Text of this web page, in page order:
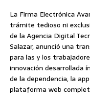
La Firma Electrónica
trámite tedioso ni
de la Agencia Digital
Salazar, anunció una
para las y los
innovación desarrollada
de la dependencia, la
plataforma web